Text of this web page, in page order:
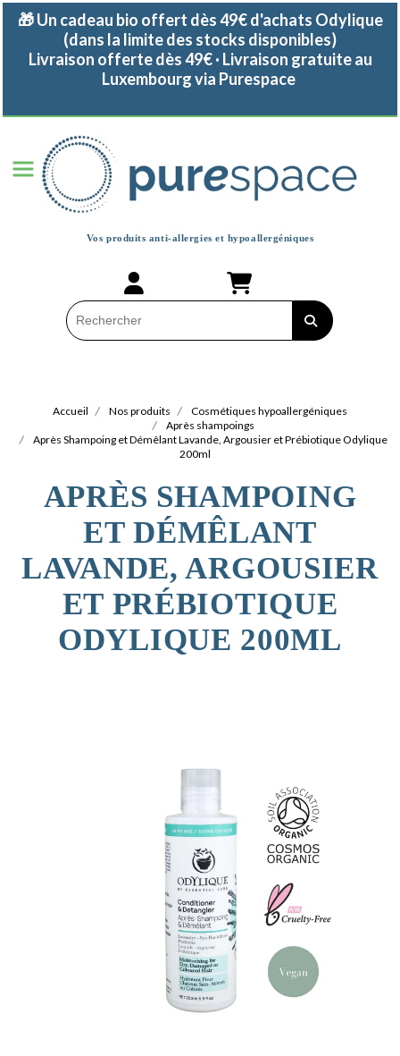
🎁 Un cadeau bio offert dès 49€ d'achats Odylique
(dans la limite des stocks disponibles)
Livraison offerte dès 49€ · Livraison gratuite au
Luxembourg via Purespace
Vos produits anti-allergies et hypoallergéniques
Accueil Nos produits
Cosmétiques hypoallergéniques
Après shampoings
Après Shampoing et Démêlant Lavande, Argousier et Prébiotique Odylique
200ml
APRÈS SHAMPOING
ET DÉMÊLANT
LAVANDE, ARGOUSIER
ET PRÉBIOTIQUE
ODYLIQUE 200ML
Panneau de gestion des cookies